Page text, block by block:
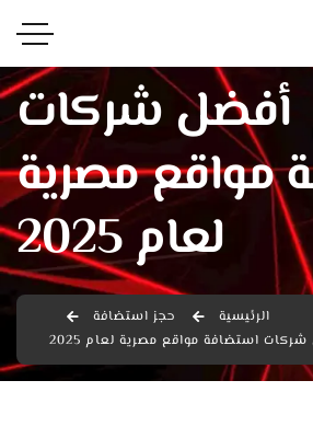
أفضل شركات
مواقع مصرية
لعام 2025
الرئيسية
حجز استضافة
استضافة مواقع مصرية لعام 2025